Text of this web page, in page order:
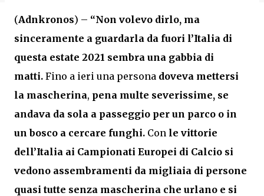
(Adnkronos) – “Non volevo dirlo, ma
sinceramente a guardarla da fuori l’Italia di
questa estate 2021 sembra una gabbia di
matti. Fino a ieri una persona doveva mettersi
la mascherina, pena multe severissime, se
andava da sola a passeggio per un parco o in
un bosco a cercare funghi. Con le vittorie
dell’Italia ai Campionati Europei di Calcio si
vedono assembramenti da migliaia di persone
quasi tutte senza mascherina che urlano e si